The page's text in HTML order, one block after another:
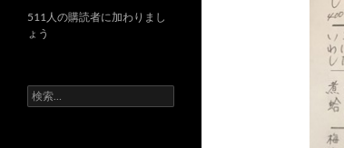
レ
ス
511人の購読者に加わりまし
ょう
検
索: